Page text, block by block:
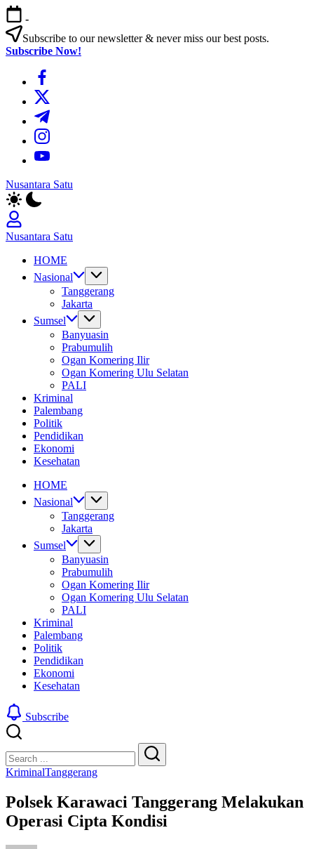
Skip
to
content
-
Subscribe to our newsletter & never miss our best posts.
Subscribe Now!
https://www.facebook.com/
https://twitter.com/
https://t.me/
https://www.instagram.com/
https://youtube.com/
Nusantara Satu
Berita
Untuk
Nusantara
Nusantara Satu
Untuk
Nusantara
HOME
Nasional
Tanggerang
Jakarta
Sumsel
Banyuasin
Prabumulih
Ogan Komering Ilir
Ogan Komering Ulu Selatan
PALI
Kriminal
Palembang
Politik
Pendidikan
Ekonomi
Kesehatan
HOME
Nasional
Tanggerang
Jakarta
Sumsel
Banyuasin
Prabumulih
Ogan Komering Ilir
Ogan Komering Ulu Selatan
PALI
Kriminal
Palembang
Politik
Pendidikan
Ekonomi
Kesehatan
Subscribe
Search
Search
KriminalTanggerang
Polsek Karawaci Tanggerang Melakukan
Operasi Cipta Kondisi